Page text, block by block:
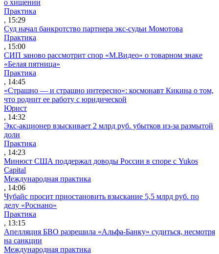
о хищении
Практика
, 15:29
Суд начал банкротство партнера экс-судьи Момотова
Практика
, 15:00
СИП заново рассмотрит спор «М.Видео» о товарном знаке
«Белая пятница»
Практика
, 14:45
«Страшно — и страшно интересно»: космонавт Кикина о том,
что роднит ее работу с юридической
Юрист
, 14:32
Экс-акционер взыскивает 2 млрд руб. убытков из-за размытой
доли
Практика
, 14:23
Минюст США поддержал доводы России в споре с Yukos
Capital
Международная практика
, 14:06
Чубайс просит приостановить взыскание 5,5 млрд руб. по
делу «Роснано»
Практика
, 13:15
Апелляция БВО разрешила «Альфа-Банку» судиться, несмотря
на санкции
Международная практика